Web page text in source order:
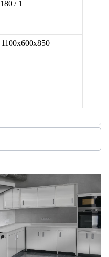
180 / 1
1100х600х850